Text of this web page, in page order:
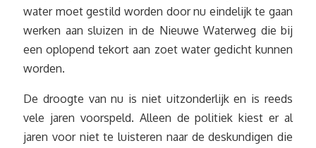
water moet gestild worden door nu eindelijk te gaan
werken aan sluizen in de Nieuwe Waterweg die bij
een oplopend tekort aan zoet water gedicht kunnen
worden.
De droogte van nu is niet uitzonderlijk en is reeds
vele jaren voorspeld. Alleen de politiek kiest er al
jaren voor niet te luisteren naar de deskundigen die